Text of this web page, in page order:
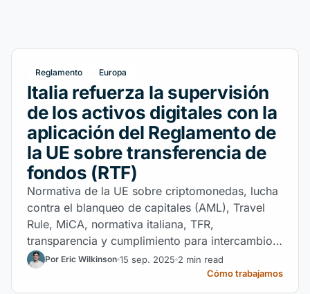
Reglamento Europa
Italia refuerza la supervisión
de los activos digitales con la
aplicación del Reglamento de
la UE sobre transferencia de
fondos (RTF)
Normativa de la UE sobre criptomonedas, lucha
contra el blanqueo de capitales (AML), Travel
Rule, MiCA, normativa italiana, TFR,
transparencia y cumplimiento para intercambios,
proveedores de monederos y custodios de
Por Eric Wilkinson 15 sep. 2025 2 min read
Cómo trabajamos